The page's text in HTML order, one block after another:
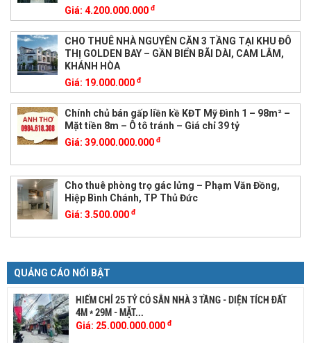
Giá: 4.200.000.000 đ
CHO THUÊ NHÀ NGUYÊN CĂN 3 TẦNG TẠI KHU ĐÔ
THỊ GOLDEN BAY – GẦN BIỂN BÃI DÀI, CAM LÂM,
KHÁNH HÒA
Giá: 19.000.000 đ
Chính chủ bán gấp liền kề KĐT Mỹ Đình 1 – 98m² –
Mặt tiền 8m – Ô tô tránh – Giá chỉ 39 tỷ
Giá: 39.000.000.000 đ
Cho thuê phòng trọ gác lửng – Phạm Văn Đồng,
Hiệp Bình Chánh, TP Thủ Đức
Giá: 3.500.000 đ
QUẢNG CÁO NỔI BẬT
HIẾM CHỈ 25 TỶ CÓ SẴN NHÀ 3 TẦNG - DIỆN TÍCH ĐẤT
4M * 29M - MẶT...
Giá: 25.000.000.000 đ